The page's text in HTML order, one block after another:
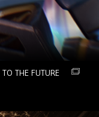
THE FUTURE